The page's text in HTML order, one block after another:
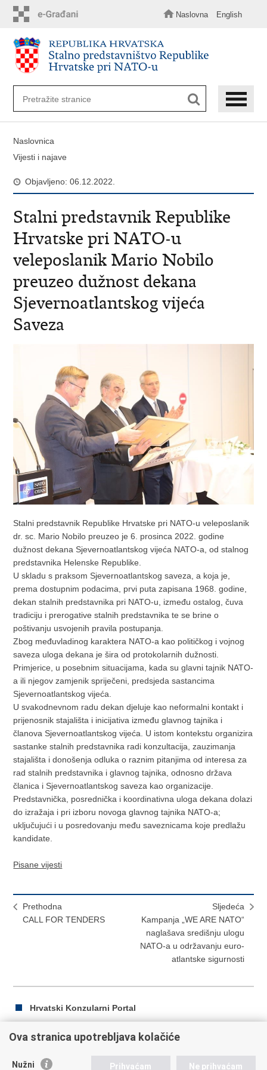
sadržaj
Naslovna English
Naslovnica
Vijesti i najave
Objavljeno: 06.12.2022.
Stalni predstavnik Republike
Hrvatske pri NATO-u
veleposlanik Mario Nobilo
preuzeo dužnost dekana
Sjevernoatlantskog vijeća
Saveza
Stalni predstavnik Republike Hrvatske pri NATO-u veleposlanik
dr. sc. Mario Nobilo preuzeo je 6. prosinca 2022. godine
dužnost dekana Sjevernoatlantskog vijeća NATO-a, od stalnog
predstavnika Helenske Republike.
U skladu s praksom Sjevernoatlantskog saveza, a koja je,
prema dostupnim podacima, prvi puta zapisana 1968. godine,
dekan stalnih predstavnika pri NATO-u, između ostalog, čuva
tradiciju i prerogative stalnih predstavnika te se brine o
poštivanju usvojenih pravila postupanja.
Zbog međuvladinog karaktera NATO-a kao političkog i vojnog
saveza uloga dekana je šira od protokolarnih dužnosti.
Primjerice, u posebnim situacijama, kada su glavni tajnik NATO-
a ili njegov zamjenik spriječeni, predsjeda sastancima
Sjevernoatlantskog vijeća.
U svakodnevnom radu dekan djeluje kao neformalni kontakt i
prijenosnik stajališta i inicijativa između glavnog tajnika i
članova Sjevernoatlantskog vijeća. U istom kontekstu organizira
sastanke stalnih predstavnika radi konzultacija, zauzimanja
stajališta i donošenja odluka o raznim pitanjima od interesa za
rad stalnih predstavnika i glavnog tajnika, odnosno država
članica i Sjevernoatlantskog saveza kao organizacije.
Predstavnička, posrednička i koordinativna uloga dekana dolazi
do izražaja i pri izboru novoga glavnog tajnika NATO-a;
uključujući i u posredovanju među saveznicama koje predlažu
kandidate.
Pisane vijesti
Prethodna
CALL FOR TENDERS
Sljedeća
Kampanja „WE ARE NATO“
naglašava središnju ulogu
NATO-a u održavanju euro-
atlantske sigurnosti
Hrvatski Konzularni Portal
Ispiši Podijeli
Ova stranica upotrebljava kolačiće
Nužni Prihvaćam Ne prihvaćam